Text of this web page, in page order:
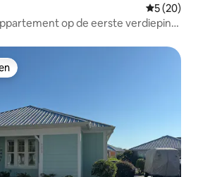
5 (20)
op de eerste verdieping